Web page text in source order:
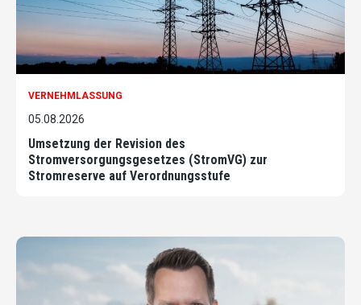
VERNEHMLASSUNG
05.08.2026
Umsetzung der Revision des
Stromversorgungsgesetzes (StromVG) zur
Stromreserve auf Verordnungsstufe